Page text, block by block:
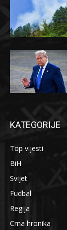
KATEGORIJE
Top vijesti
BiH
Svijet
Fudbal
Regija
Crna hronika